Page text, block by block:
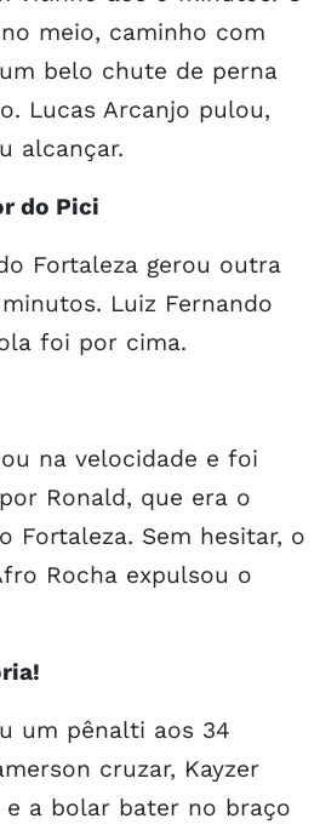
meio, caminho com
belo chute de perna
Lucas Arcanjo pulou,
alcançar.
do Pici
Fortaleza gerou outra
Luiz Fernando
foi por cima.
na velocidade e foi
Ronald, que era o
Fortaleza. Sem hesitar, o
Rocha expulsou o
um pênalti aos 34
cruzar, Kayzer
e a bolar bater no braço